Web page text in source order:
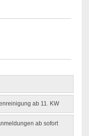
ab 11. KW
ab sofort